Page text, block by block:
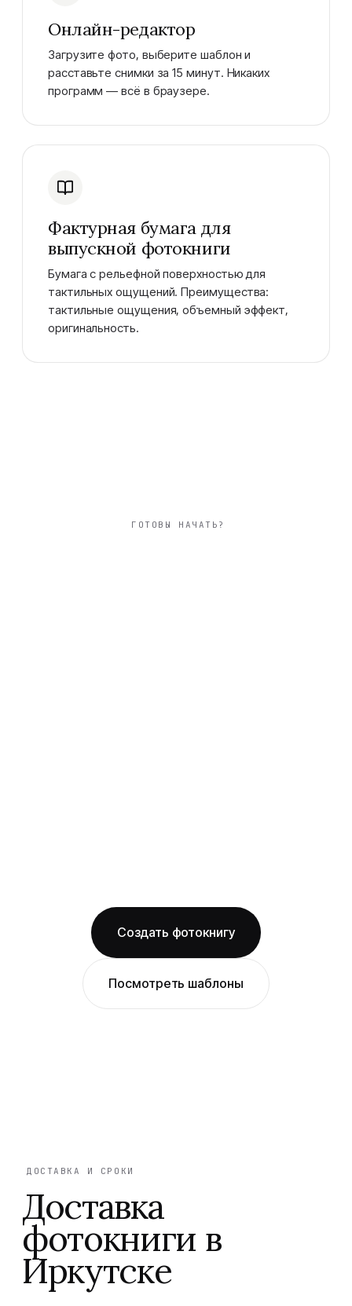
Онлайн-редактор
Загрузите фото, выберите шаблон и
расставьте снимки за 15 минут. Никаких
программ — всё в браузере.
Фактурная бумага для
выпускной фотокниги
Бумага с рельефной поверхностью для
тактильных ощущений. Преимущества:
тактильные ощущения, объемный эффект,
оригинальность.
ГОТОВЫ НАЧАТЬ?
Создать фотокнигу
Посмотреть шаблоны
ДОСТАВКА И СРОКИ
Доставка
фотокниги в
Иркутске